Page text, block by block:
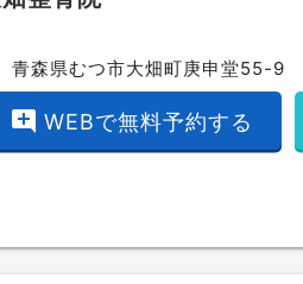
青森県むつ市大畑町庚申堂55-9
add_comment WEBで無料予約する